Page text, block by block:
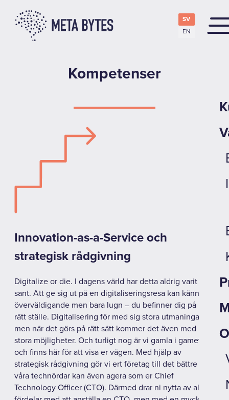
SV
EN
Kompetenser
Innovation-as-a-Service och
strategisk rådgivning
Digitalize or die. I dagens värld har detta aldrig varit mer
sant. Att ge sig ut på en digitaliseringsresa kan kännas
överväldigande men bara lugn – du befinner dig på helt
rätt ställe. Digitalisering för med sig stora utmaningar,
men när det görs på rätt sätt kommer det även med
stora möjligheter. Och turligt nog är vi gamla i gamet
och finns här för att visa er vägen. Med hjälp av
strategisk rådgivning gör vi ert företag till det bättre och
våra technördar kan även agera som er Chief
Technology Officer (CTO). Därmed drar ni nytta av alla